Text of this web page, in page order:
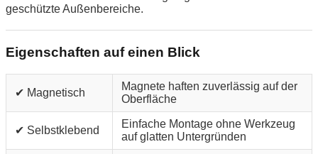
geschützte Außenbereiche.
Eigenschaften auf einen Blick
✔ Magnetisch
Magnete haften zuverlässig auf der
Oberfläche
✔ Selbstklebend
Einfache Montage ohne Werkzeug
auf glatten Untergründen